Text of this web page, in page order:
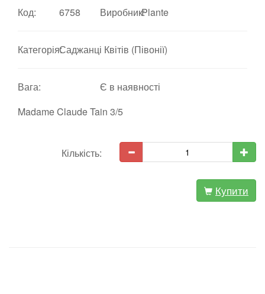
Код: 6758 Виробник:Plante
Категорія:Саджанці Квітів (Півонії)
Вага:
Є в наявності
Madame Claude Tain 3/5
Кількість:
Купити